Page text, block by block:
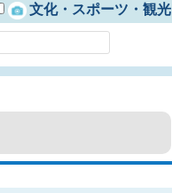
文化・スポーツ・観光